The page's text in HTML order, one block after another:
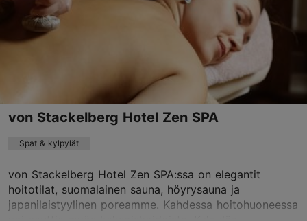
Info@brandmann.eu
von Stackelberg Hotel Zen SPA
Spat & kylpylät
von Stackelberg Hotel Zen SPA:ssa on elegantit
hoitotilat, suomalainen sauna, höyrysauna ja
japanilaistyylinen poreamme. Kahdessa hoitohuoneessa